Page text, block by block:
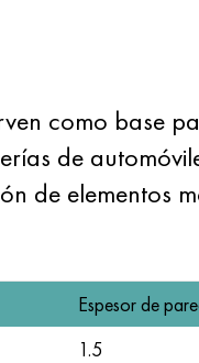
como base
de
de elementos
Espesor de
1.5